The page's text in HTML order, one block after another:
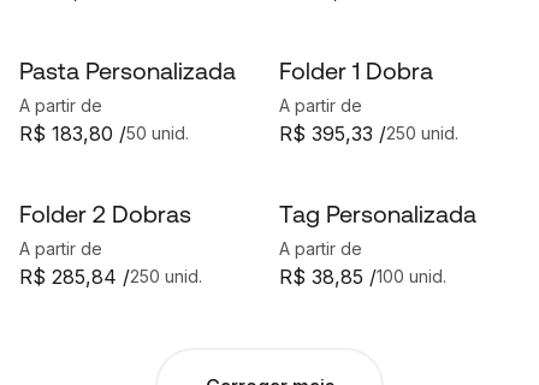
Pasta Personalizada
A partir de
50 unid.
R$ 183,80 /
Folder 1 Dobra
A partir de
250 unid.
R$ 395,33 /
Folder 2 Dobras
A partir de
250 unid.
R$ 285,84 /
Tag Personalizada
A partir de
100 unid.
R$ 38,85 /